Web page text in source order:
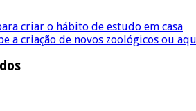
criar o hábito de estudo em casa
a criação de novos zoológicos ou